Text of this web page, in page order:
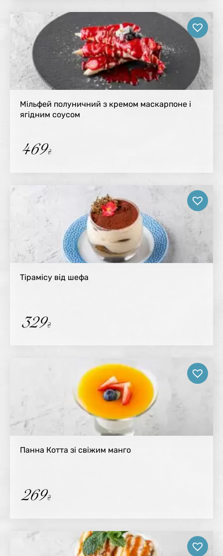
Мільфей полуничний з кремом маскарпоне і
ягідним соусом
469₴
Тірамісу від шефа
329₴
Панна Котта зі свіжим манго
269₴